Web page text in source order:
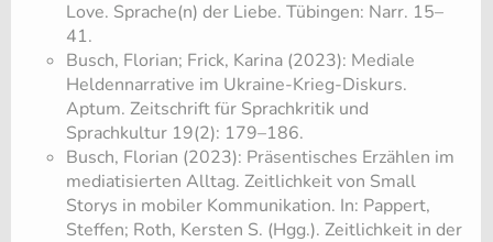
Love. Sprache(n) der Liebe. Tübingen: Narr. 15–
41.
Busch, Florian; Frick, Karina (2023): Mediale
Heldennarrative im Ukraine-Krieg-Diskurs.
Aptum. Zeitschrift für Sprachkritik und
Sprachkultur 19(2): 179–186.
Busch, Florian (2023): Präsentisches Erzählen im
mediatisierten Alltag. Zeitlichkeit von Small
Storys in mobiler Kommunikation. In: Pappert,
Steffen; Roth, Kersten S. (Hgg.). Zeitlichkeit in der